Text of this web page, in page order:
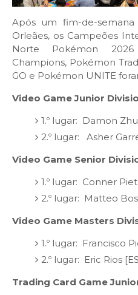
A​​​pós um fim-de-
Orleães, os Campeões
Norte Pokémon
Champions, Pokémon
GO e Pokémon UNITE
Video Game Junior
1.º lugar: Damon
2.º lugar: Asher
Video Game Senior
1.º lugar: Conner
2.º lugar: Matteo
Video Game Masters
1.º lugar: Francisco
2.º lugar: Eric Rios
Trading Card Game